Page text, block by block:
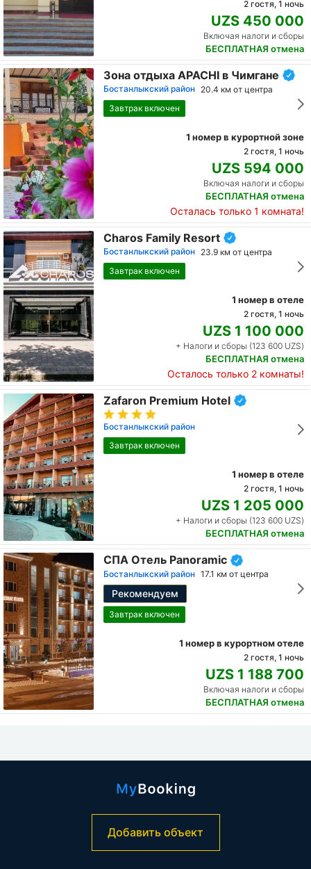
2 гостя, 1 ночь
UZS 450 000
Включая налоги и сборы
БЕСПЛАТНАЯ отмена
Зона отдыха APACHI в Чимгане
Бостанлыкский район 20.4 км от центра
Завтрак включен
1 номер в курортной зоне
2 гостя, 1 ночь
UZS 594 000
Включая налоги и сборы
БЕСПЛАТНАЯ отмена
Осталась только 1 комната!
Charos Family Resort
Бостанлыкский район 23.9 км от центра
Завтрак включен
1 номер в отеле
2 гостя, 1 ночь
UZS 1 100 000
+ Налоги и сборы (123 600 UZS)
БЕСПЛАТНАЯ отмена
Осталось только 2 комнаты!
Zafaron Premium Hotel
Бостанлыкский район
Завтрак включен
1 номер в отеле
2 гостя, 1 ночь
UZS 1 205 000
+ Налоги и сборы (123 600 UZS)
БЕСПЛАТНАЯ отмена
СПА Отель Panoramic
Бостанлыкский район 17.1 км от центра
Рекомендуем
Завтрак включен
1 номер в курортном отеле
2 гостя, 1 ночь
UZS 1 188 700
Включая налоги и сборы
БЕСПЛАТНАЯ отмена
Добавить объект